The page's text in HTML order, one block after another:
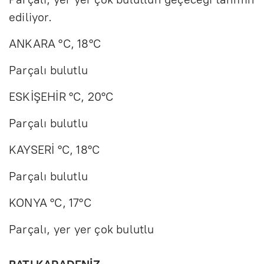
ediliyor.
ANKARA °C, 18°C
Parçalı bulutlu
ESKİŞEHİR °C, 20°C
Parçalı bulutlu
KAYSERİ °C, 18°C
Parçalı bulutlu
KONYA °C, 17°C
Parçalı, yer yer çok bulutlu